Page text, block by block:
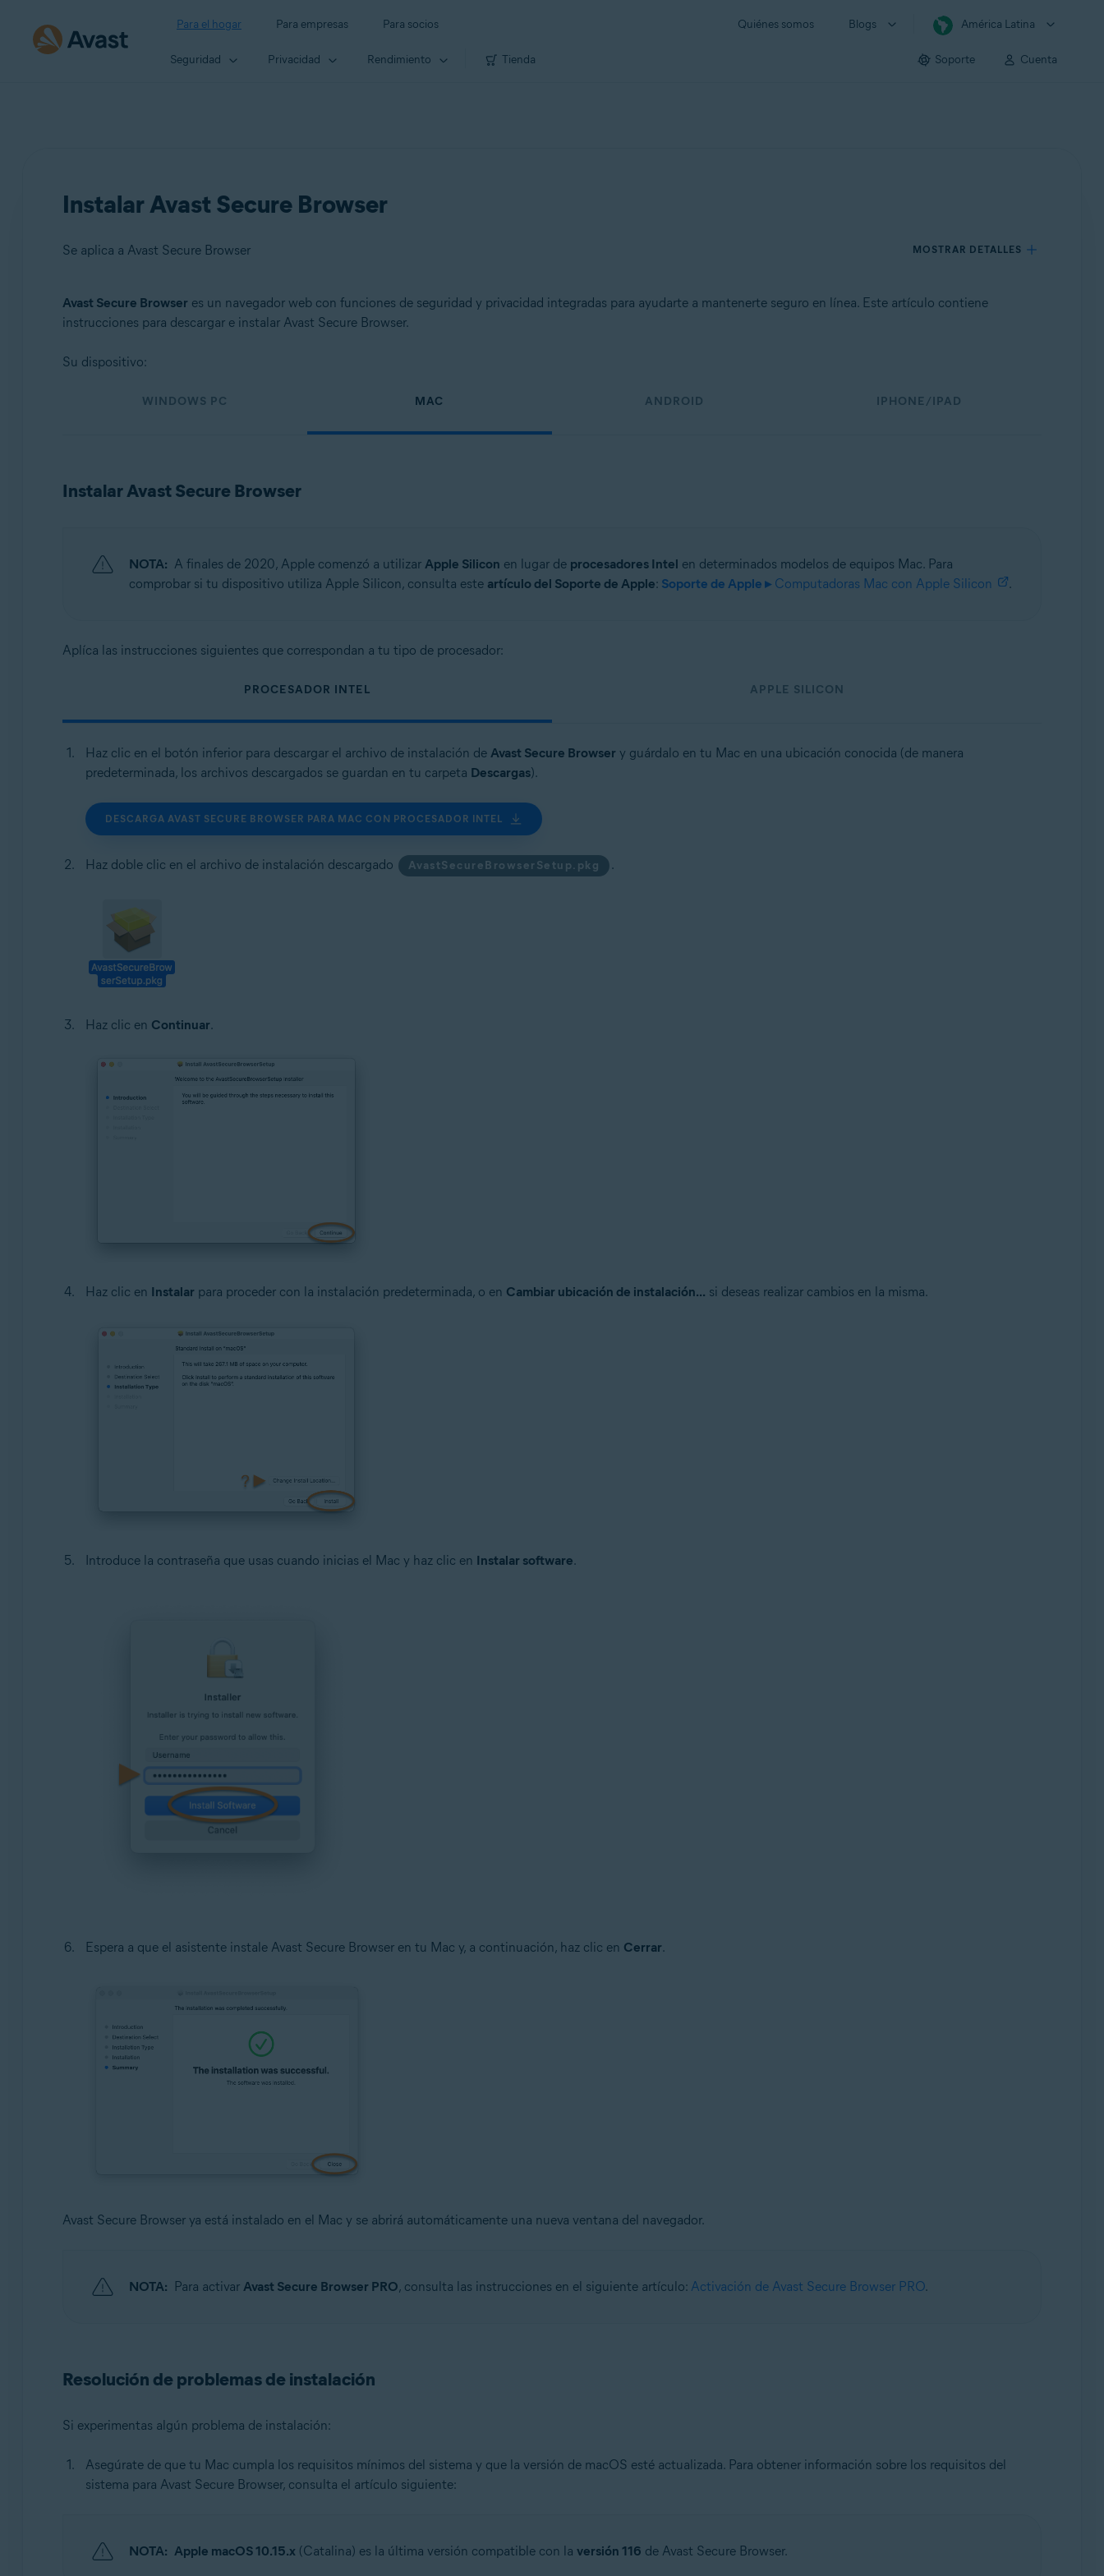
Para el hogar Para empresas Para socios Quiénes somos Blogs América Latina
Seguridad Privacidad Rendimiento Tienda Soporte Cuenta
Instalar Avast Secure Browser
Se aplica a Avast Secure Browser MOSTRAR DETALLES
Productos:
Windows, macOS, Android y iOS
Avast Secure Browser es un navegador web con funciones de seguridad y privacidad integradas para ayudarte a mantenerte seguro en línea. Este artículo contiene
instrucciones para descargar e instalar Avast Secure Browser.
Su dispositivo:
WINDOWS PC MAC ANDROID IPHONE/IPAD
Instalar Avast Secure Browser
NOTA: A finales de 2020, Apple comenzó a utilizar Apple Silicon en lugar de procesadores Intel en determinados modelos de equipos Mac. Para
comprobar si tu dispositivo utiliza Apple Silicon, consulta este artículo del Soporte de Apple: Soporte de Apple ▸Computadoras Mac con Apple Silicon .
Aplíca las instrucciones siguientes que correspondan a tu tipo de procesador:
PROCESADOR INTEL APPLE SILICON
Haz clic en el botón inferior para descargar el archivo de instalación de Avast Secure Browser y guárdalo en tu Mac en una ubicación conocida (de manera
predeterminada, los archivos descargados se guardan en tu carpeta Descargas).
DESCARGA AVAST SECURE BROWSER PARA MAC CON PROCESADOR INTEL
Haz doble clic en el archivo de instalación descargado AvastSecureBrowserSetup.pkg .
Haz clic en Continuar.
Haz clic en Instalar para proceder con la instalación predeterminada, o en Cambiar ubicación de instalación... si deseas realizar cambios en la misma.
Introduce la contraseña que usas cuando inicias el Mac y haz clic en Instalar software.
Espera a que el asistente instale Avast Secure Browser en tu Mac y, a continuación, haz clic en Cerrar.
Avast Secure Browser ya está instalado en el Mac y se abrirá automáticamente una nueva ventana del navegador.
NOTA: Para activar Avast Secure Browser PRO, consulta las instrucciones en el siguiente artículo: Activación de Avast Secure Browser PRO.
Resolución de problemas de instalación
Si experimentas algún problema de instalación:
Asegúrate de que tu Mac cumpla los requisitos mínimos del sistema y que la versión de macOS esté actualizada. Para obtener información sobre los requisitos del
sistema para Avast Secure Browser, consulta el artículo siguiente:
NOTA: Apple macOS 10.15.x (Catalina) es la última versión compatible con la versión 116 de Avast Secure Browser.